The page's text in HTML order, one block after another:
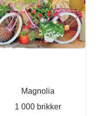
Magnolia
1 000 brikker